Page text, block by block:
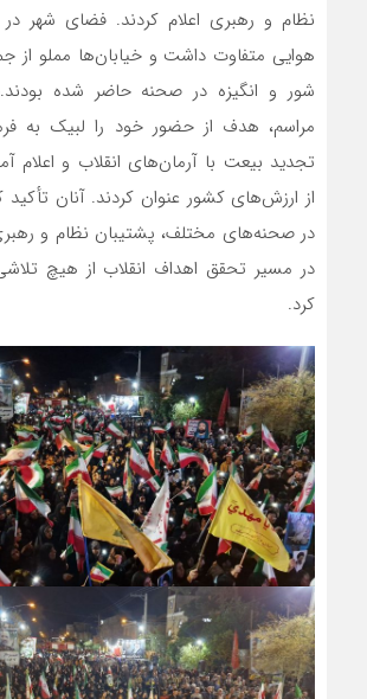
نظام و رهبری اعلام کردند. فضای شهر
هوایی متفاوت داشت و خیابان‌ها مملو از
شور و انگیزه در صحنه حاضر شده
مراسم، هدف از حضور خود را لبیک به
تجدید بیعت با آرمان‌های انقلاب و اعلام
از ارزش‌های کشور عنوان کردند. آنان تأکید
در صحنه‌های مختلف، پشتیبان نظام و
در مسیر تحقق اهداف انقلاب از هیچ
کرد.